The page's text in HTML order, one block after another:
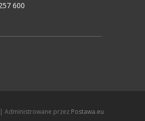
600
| Administrowane przez Postawa.eu